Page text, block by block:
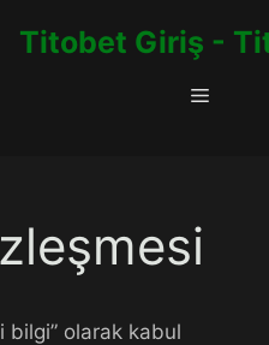
Titobet Giriş -
Menü
bilgi” olarak kabul